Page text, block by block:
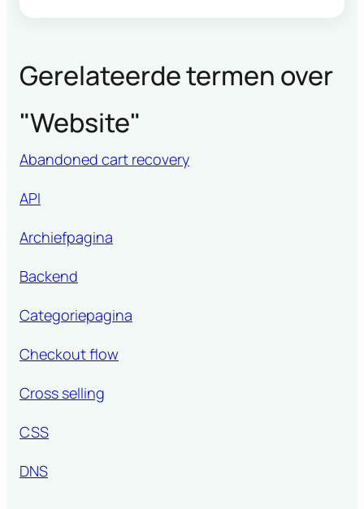
Gerelateerde termen over
"Website"
Abandoned cart recovery
API
Archiefpagina
Backend
Categoriepagina
Checkout flow
Cross selling
CSS
DNS